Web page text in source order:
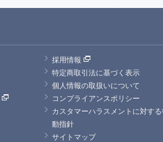
採用情報
特定商取引法に基づく表示
個人情報の取扱いについて
コンプライアンスポリシー
カスタマーハラスメントに対す
動指針
サイトマップ